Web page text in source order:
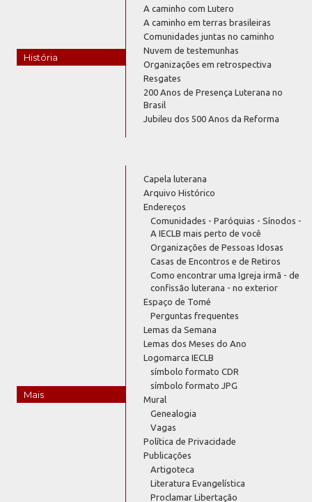
História
A caminho com Lutero
A caminho em terras brasileiras
Comunidades juntas no caminho
Nuvem de testemunhas
Organizações em retrospectiva
Resgates
200 Anos de Presença Luterana no
Brasil
Jubileu dos 500 Anos da Reforma
Mais
Capela luterana
Arquivo Histórico
Endereços
Comunidades - Paróquias - Sínodos -
A IECLB mais perto de você
Organizações de Pessoas Idosas
Casas de Encontros e de Retiros
Como encontrar uma Igreja irmã - de
confissão luterana - no exterior
Espaço de Tomé
Perguntas frequentes
Lemas da Semana
Lemas dos Meses do Ano
Logomarca IECLB
símbolo formato CDR
símbolo formato JPG
Mural
Genealogia
Vagas
Política de Privacidade
Publicações
Artigoteca
Literatura Evangelística
Proclamar Libertação